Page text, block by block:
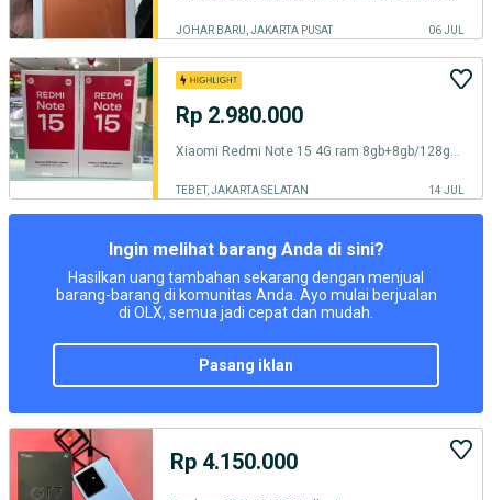
JOHAR BARU, JAKARTA PUSAT 06 JUL
Rp 2.980.000
TEBET, JAKARTA SELATAN 14 JUL
Ingin melihat barang Anda di sini?
Hasilkan uang tambahan sekarang dengan menjual
barang-barang di komunitas Anda. Ayo mulai berjualan
di OLX, semua jadi cepat dan mudah.
pasang iklan
Rp 4.150.000